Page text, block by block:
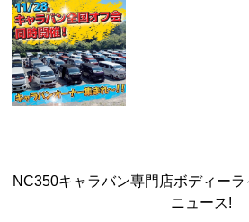
NC350キャラバン専門店ボディー
ニュース!